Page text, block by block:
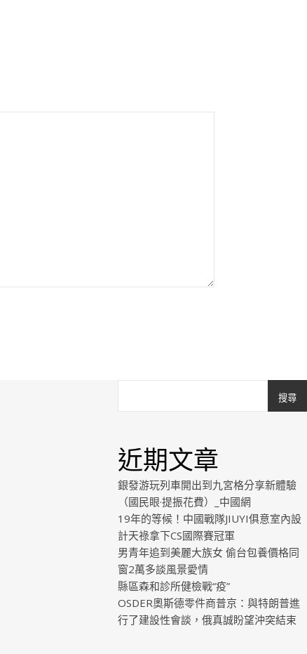
搜尋
近期文章
銀發游玩列車開出到九宮格分享新體驗
（國民眼·提振花費）_中國網
19年的等候！中國戰隊JIUYI俱意室內設
計天祿拿下CS國際賽冠軍
男青年追到美麗大族女 偷台包養價格同
窗2萬多談風景愛情
縣區森和診所健檢戰“疫”
OSDER奧斯德零件商普京：與特朗普進
行了建設性會談，俄真誠盼望沖突結束